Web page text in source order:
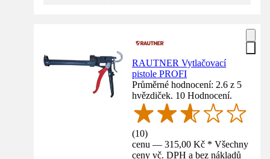
RAUTNER Vytlačovací
pistole PROFI
Průměrné hodnocení: 2.6 z 5
hvězdiček. 10 Hodnocení.
(10)
cenu — 315,00 Kč * Všechny
ceny vč. DPH a bez nákladů